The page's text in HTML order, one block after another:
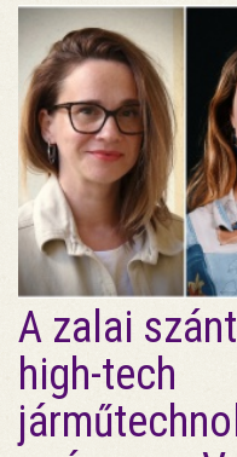
A zalai
high-tech